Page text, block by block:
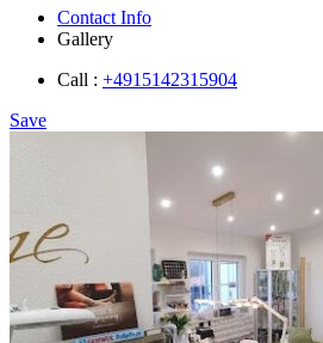
Contact Info
Gallery
Call : +4915142315904
Save